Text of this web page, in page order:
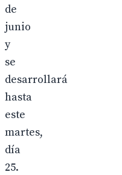
de
junio
y
se
desarrollará
hasta
este
martes,
día
25.